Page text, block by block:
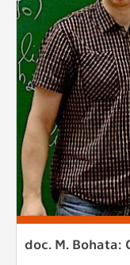
doc. M. Bohata: